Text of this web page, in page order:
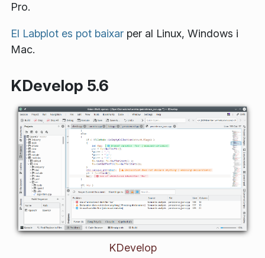
Pro.
El Labplot es pot baixar per al Linux, Windows i
Mac.
KDevelop 5.6
KDevelop